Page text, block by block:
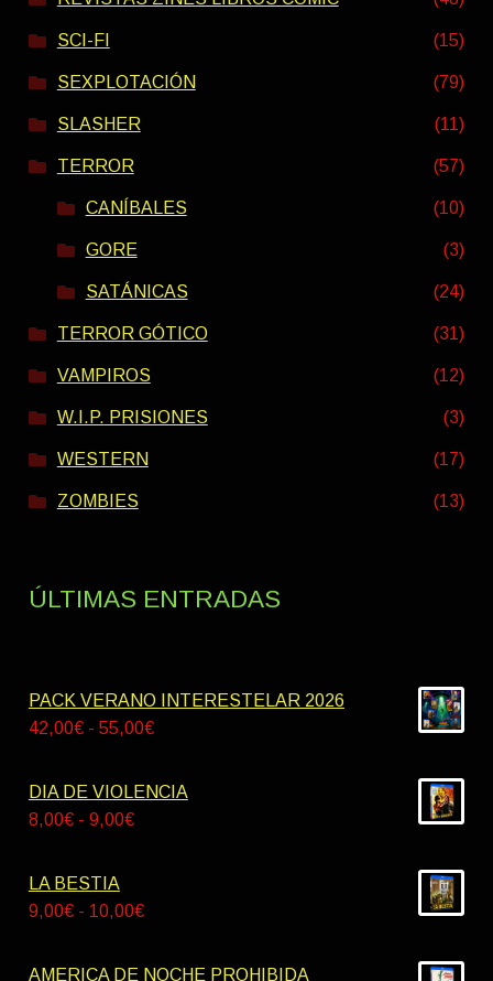
SCI-FI (15)
SEXPLOTACIÓN (79)
SLASHER (11)
TERROR (57)
CANÍBALES (10)
GORE (3)
SATÁNICAS (24)
TERROR GÓTICO (31)
VAMPIROS (12)
W.I.P. PRISIONES (3)
WESTERN (17)
ZOMBIES (13)
ÚLTIMAS ENTRADAS
PACK VERANO INTERESTELAR 2026
42,00€ - 55,00€Rango
precios:
DIA DE VIOLENCIA
8,00€ - 9,00€Rango
desde
LA BESTIA
9,00€ - 10,00€Rango
precios:
AMERICA DE NOCHE PROHIBIDA